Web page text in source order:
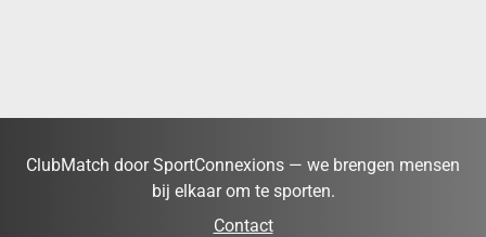
ClubMatch door SportConnexions — we brengen mensen
bij elkaar om te sporten.
Contact